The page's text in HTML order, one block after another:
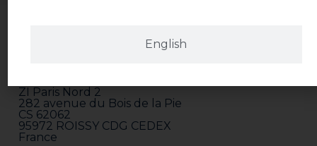
ZI Paris Nord 2
282 avenue du Bois de la Pie
CS 62062
95972 ROISSY CDG CEDEX
France
English